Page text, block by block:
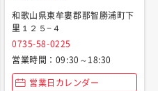
和歌山県東牟婁郡那智勝浦町下
里１２５−４
0735-58-0225
営業時間：09:30～18:30
営業日カレンダー